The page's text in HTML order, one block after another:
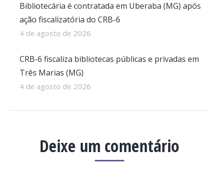
Bibliotecária é contratada em Uberaba (MG) após
ação fiscalizatória do CRB-6
4 de agosto de 2026
CRB-6 fiscaliza bibliotecas públicas e privadas em
Três Marias (MG)
4 de agosto de 2026
Deixe um comentário